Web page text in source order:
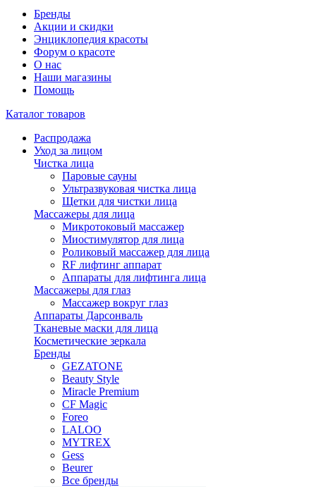
Бренды
Акции и скидки
Энциклопедия красоты
Форум о красоте
О нас
Наши магазины
Помощь
Каталог товаров
Распродажа
Уход за лицом
Чистка лица
Паровые сауны
Ультразвуковая чистка лица
Щетки для чистки лица
Массажеры для лица
Микротоковый массажер
Миостимулятор для лица
Роликовый массажер для лица
RF лифтинг аппарат
Аппараты для лифтинга лица
Массажеры для глаз
Массажер вокруг глаз
Аппараты Дарсонваль
Тканевые маски для лица
Косметические зеркала
Бренды
GEZATONE
Beauty Style
Miracle Premium
CF Magic
Foreo
LALOO
MYTREX
Gess
Beurer
Все бренды